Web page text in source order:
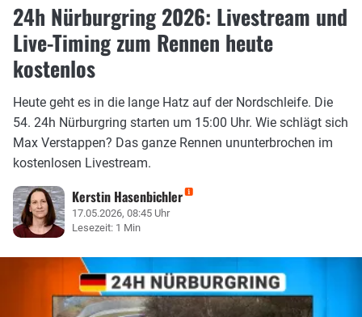
24h Nürburgring 2026: Livestream und
Live-Timing zum Rennen heute
kostenlos
Heute geht es in die lange Hatz auf der Nordschleife. Die
54. 24h Nürburgring starten um 15:00 Uhr. Wie schlägt sich
Max Verstappen? Das ganze Rennen ununterbrochen im
kostenlosen Livestream.
Kerstin Hasenbichler
17.05.2026, 08:45 Uhr
Lesezeit: 1 Min